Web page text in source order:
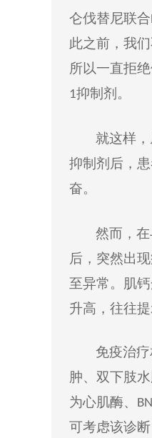
仑伐替尼联合
此之前，我
所以一直拒
1抑制剂 。
就这样
抑制剂 后，
奋。
然而 ，在
后 ，突然出
至异常。 肌
升高，往往
免疫治
肿、双下肢
为心肌酶、
可考虑该诊